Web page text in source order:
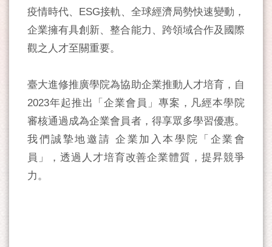
疫情時代、ESG接軌、全球經濟局勢快速變動，
企業擁有具創新、整合能力、跨領域合作及國際
觀之人才至關重要。
臺大進修推廣學院為協助企業推動人才培育，自
2023年起推出「企業會員」專案，凡經本學院
審核通過成為企業會員者，得享眾多學習優惠。
我們誠摯地邀請 企業加入本學院「企業會
員」，透過人才培育改善企業體質，提昇競爭
力。